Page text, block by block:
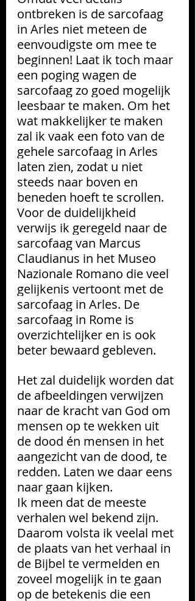
ontbreken is de sarcofaag
in Arles niet meteen de
eenvoudigste om mee te
beginnen! Laat ik toch maar
een poging wagen de
sarcofaag zo goed mogelijk
leesbaar te maken. Om het
wat makkelijker te maken
zal ik vaak een foto van de
gehele sarcofaag in Arles
laten zien, zodat u niet
steeds naar boven en
beneden hoeft te scrollen.
Voor de duidelijkheid
verwijs ik geregeld naar de
sarcofaag van Marcus
Claudianus in het Museo
Nazionale Romano die veel
gelijkenis vertoont met de
sarcofaag in Arles. De
sarcofaag in Rome is
overzichtelijker en is ook
beter bewaard gebleven.
Het zal duidelijk worden dat
de afbeeldingen verwijzen
naar de kracht van God om
mensen op te wekken uit
de dood én mensen in het
aangezicht van de dood, te
redden. Laten we daar eens
naar gaan kijken.
Ik meen dat de meeste
verhalen wel bekend zijn.
Daarom volsta ik veelal met
de plaats van het verhaal in
de Bijbel te vermelden en
zoveel mogelijk in te gaan
op de betekenis die een